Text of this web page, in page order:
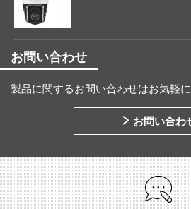
お問い合わせ
製品に関するお問い合わせはお気軽に
お問い合わ